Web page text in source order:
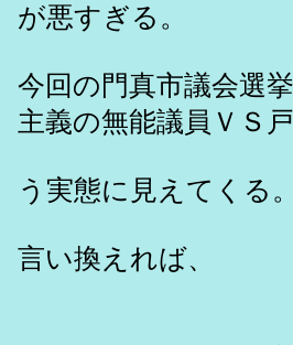
が悪すぎる。
今回の門真市議会選
主義の無能議員ＶＳ
う実態に見えてくる。
言い換えれば、